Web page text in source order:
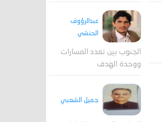
عبدالرؤوف
الحنشي
الجنوب بين تعدد المسارات
ووحدة الهدف
جميل الشعبي